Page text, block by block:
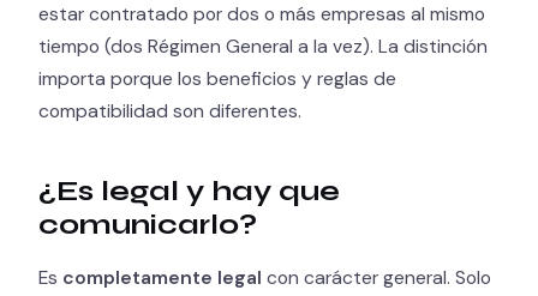
estar contratado por dos o más empresas al mismo
tiempo (dos Régimen General a la vez). La distinción
importa porque los beneficios y reglas de
compatibilidad son diferentes.
¿Es legal y hay que
comunicarlo?
Es completamente legal con carácter general. Solo